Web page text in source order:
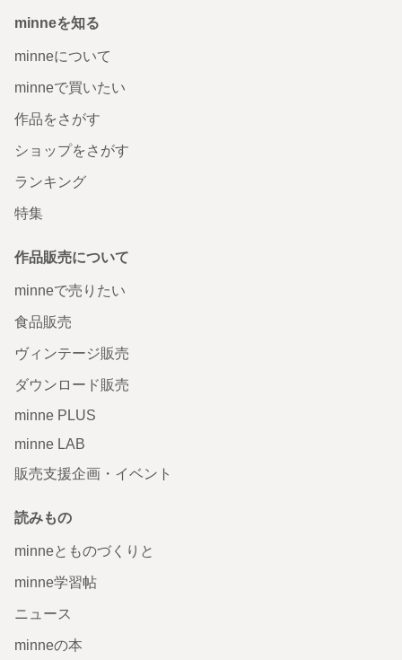
minneを知る
minneについて
minneで買いたい
作品をさがす
ショップをさがす
ランキング
特集
作品販売について
minneで売りたい
食品販売
ヴィンテージ販売
ダウンロード販売
minne PLUS
minne LAB
販売支援企画・イベント
読みもの
minneとものづくりと
minne学習帖
ニュース
minneの本